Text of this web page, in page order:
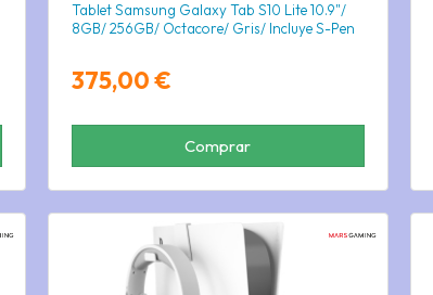
Tablet Samsung Galaxy Tab S10 Lite 10.9"/
8GB/ 256GB/ Octacore/ Gris/ Incluye S-Pen
375,00 €
Comprar